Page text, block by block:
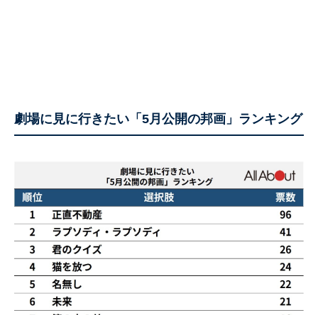
劇場に見に行きたい「5月公開の邦画」ランキング